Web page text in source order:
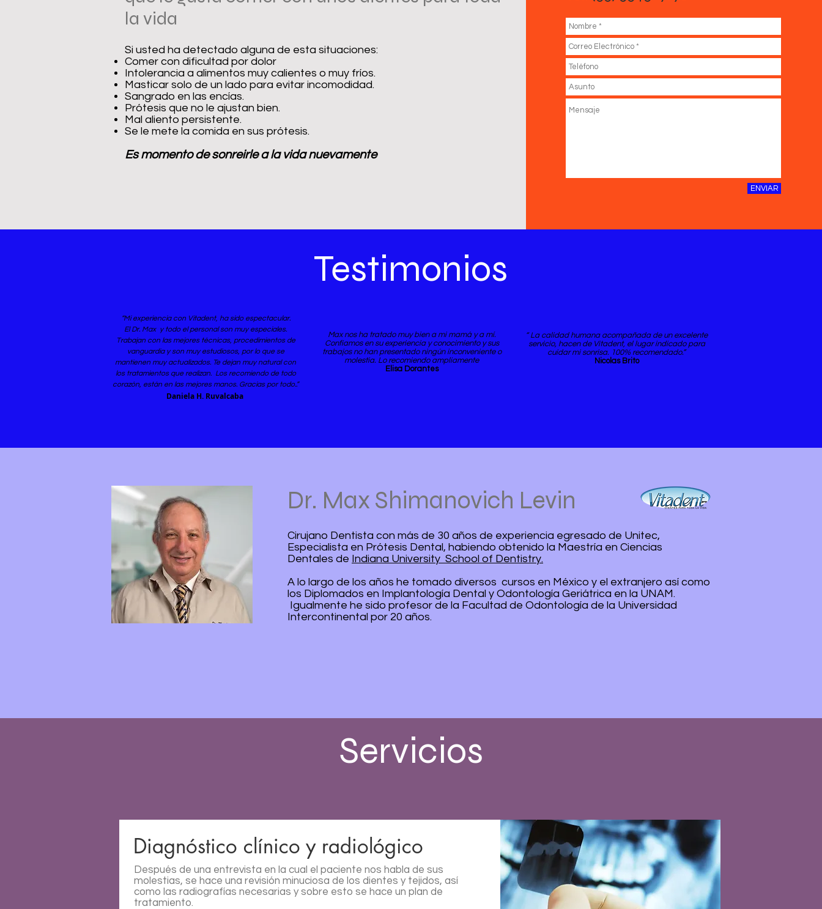
la vida
Si usted ha detectado alguna de esta situaciones:
Comer con dificultad por dolor
Intolerancia a alimentos muy calientes o muy fríos.
Masticar solo de un lado para evitar incomodidad.
Sangrado en las encías.
Prótesis que no le ajustan bien.
Mal aliento persistente.
Se le mete la comida en sus prótesis.
Es momento de sonreirle a la vida nuevamente
ENVIAR
Testimonios
“Mi experiencia con Vitadent, ha sido espectacular.
El Dr. Max y todo el personal son muy especiales.
Trabajan con las mejores técnicas, procedimientos de
vanguardia y son muy estudiosos, por lo que se
mantienen muy actualizados. Te dejan muy natural con
los tratamientos que realizan. Los recomiendo de todo
corazón, están en las mejores manos. Gracias por todo..”
Daniela H. Ruvalcaba
Max nos ha tratado muy bien a mi mamá y a mí.
Confiamos en su experiencia y conocimiento y sus
trabajos no han presentado ningún inconveniente o
molestia. Lo recomiendo ampliamente
Elisa Dorantes
“ La calidad humana acompañada de un excelente
servicio, hacen de Vitadent, el lugar indicado para
cuidar mi sonrisa. 100% recomendado.”
Nicolas Brito
Dr. Max Shimanovich Levin
Cirujano Dentista con más de 30 años de experiencia egresado de Unitec,
Especialista en Prótesis Dental, habiendo obtenido la Maestría en Ciencias
Dentales de Indiana University School of Dentistry.
A lo largo de los años he tomado diversos cursos en México y el extranjero así como
los Diplomados en Implantología Dental y Odontología Geriátrica en la UNAM.
Igualmente he sido profesor de la Facultad de Odontología de la Universidad
Intercontinental por 20 años.
Servicios
Diagnóstico clínico y radiológico
Después de una entrevista en la cual el paciente nos habla de sus
molestias, se hace una revisión minuciosa de los dientes y tejidos, así
como las radiografías necesarias y sobre esto se hace un plan de
tratamiento.